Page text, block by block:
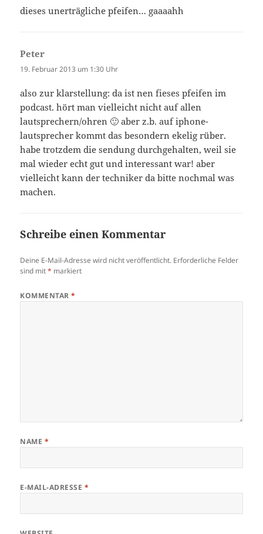
dieses unerträgliche pfeifen… gaaaahh
Peter
19. Februar 2013 um 1:30 Uhr
also zur klarstellung: da ist nen fieses pfeifen im
podcast. hört man vielleicht nicht auf allen
lautsprechern/ohren 🙂 aber z.b. auf iphone-
lautsprecher kommt das besondern ekelig rüber.
habe trotzdem die sendung durchgehalten, weil sie
mal wieder echt gut und interessant war! aber
vielleicht kann der techniker da bitte nochmal was
machen.
Schreibe einen Kommentar
Deine E-Mail-Adresse wird nicht veröffentlicht. Erforderliche Felder
sind mit* markiert
KOMMENTAR*
NAME *
E-MAIL-ADRESSE *